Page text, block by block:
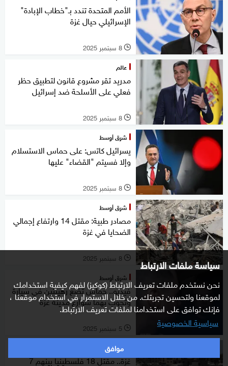
سياسة ملفات الارتباط
نحن نستخدم ملفات تعريف الارتباط (كوكيز) لفهم كيفية استخدامك
لموقعنا ولتحسين تجربتك. من خلال الاستمرار في استخدام موقعنا ،
فإنك توافق على استخدامنا لملفات تعريف الارتباط.
سياسية الخصوصية
موافق
الأمم المتحدة تندد بـ"خطاب الإبادة"
الإسرائيلي حيال غزة
l 8 سبتمبر 2025
عالم
مدريد تقر مشروع قانون لتطبيق حظر
فعلي على الأسلحة ضد إسرائيل
l 8 سبتمبر 2025
شرق أوسط
يسرائيل كاتس: على حماس الاستسلام
وإلا فسيتم "القضاء" عليها
l 8 سبتمبر 2025
شرق أوسط
مصادر طبية: مقتل 14 وارتفاع إجمالي
الضحايا في غزة
l 8 سبتمبر 2025
شرق أوسط
فيديو.. حماس تضع رهينتين في سيارة
وتجوب بهما شوارع مدينة غزة
l 5 سبتمبر 2025
شرق أوسط
غزة.. مقتل 18 فلسطينيا بينهم 7